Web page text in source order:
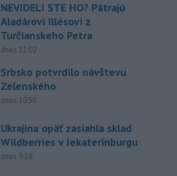
NEVIDELI STE HO? Pátrajú
Aladárovi Illésovi z
Turčianskeho Petra
dnes 11:02
Srbsko potvrdilo návštevu
Zelenského
dnes 10:58
Ukrajina opäť zasiahla sklad
Wildberries v Jekaterinburgu
dnes 9:16